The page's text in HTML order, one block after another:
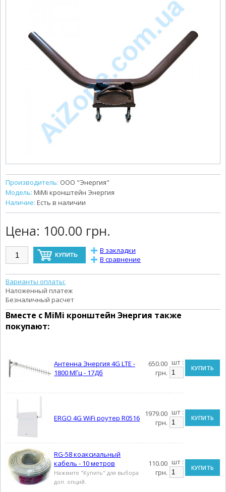
Производитель: ООО "Энергия"
Модель: MiMi кронштейн Энергия
Наличие: Есть в наличии
Цена: 100.00 грн.
В закладки
В сравнение
Варианты оплаты:
Наложенный платеж
Безналичный расчет
Вместе с MiMi кронштейн Энергия также
покупают:
Антенна Энергия 4G LTE -
1800 МГц - 17Дб
650.00
грн.
шт :
КУПИТЬ
ERGO 4G WiFi роутер R0516
1979.00
грн.
шт :
КУПИТЬ
RG-58 коаксиальный
кабель - 10 метров
Нажмите "Купить" для выбора
доп. опций.
110.00
грн.
шт :
КУПИТЬ